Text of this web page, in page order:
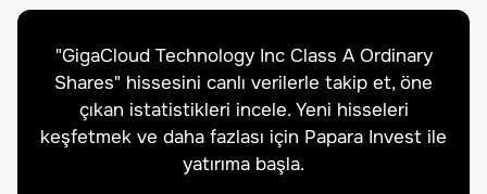
"GigaCloud Technology Inc Class A Ordinary
Shares" hissesini canlı verilerle takip et, öne
çıkan istatistikleri incele. Yeni hisseleri
keşfetmek ve daha fazlası için Papara Invest ile
yatırıma başla.